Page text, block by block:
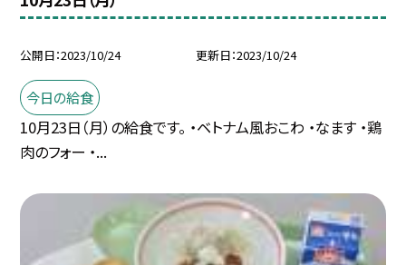
公開日 2023/10/24 更新日 2023/10/24
今日の給食
10月23日（月）の給食です。 ・ベトナム風おこわ ・なます ・鶏
肉のフォー ・...